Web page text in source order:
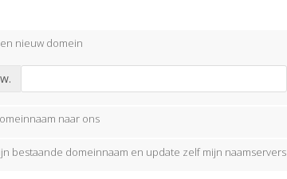
nieuw domein
naar ons
bestaande domeinnaam en update zelf mijn naamservers